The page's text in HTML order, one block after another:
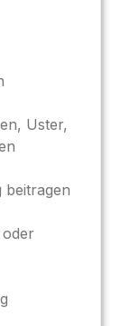
Uster,
beitragen